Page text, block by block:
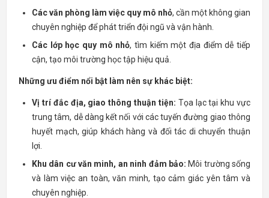
Các văn phòng làm việc quy mô nhỏ, cần một không gian
chuyên nghiệp để phát triển đội ngũ và vận hành.
Các lớp học quy mô nhỏ, tìm kiếm một địa điểm dễ tiếp
cận, tạo môi trường học tập hiệu quả.
Những ưu điểm nổi bật làm nên sự khác biệt:
Vị trí đắc địa, giao thông thuận tiện: Tọa lạc tại khu vực
trung tâm, dễ dàng kết nối với các tuyến đường giao thông
huyết mạch, giúp khách hàng và đối tác di chuyển thuận
lợi.
Khu dân cư văn minh, an ninh đảm bảo: Môi trường sống
và làm việc an toàn, văn minh, tạo cảm giác yên tâm và
chuyên nghiệp.